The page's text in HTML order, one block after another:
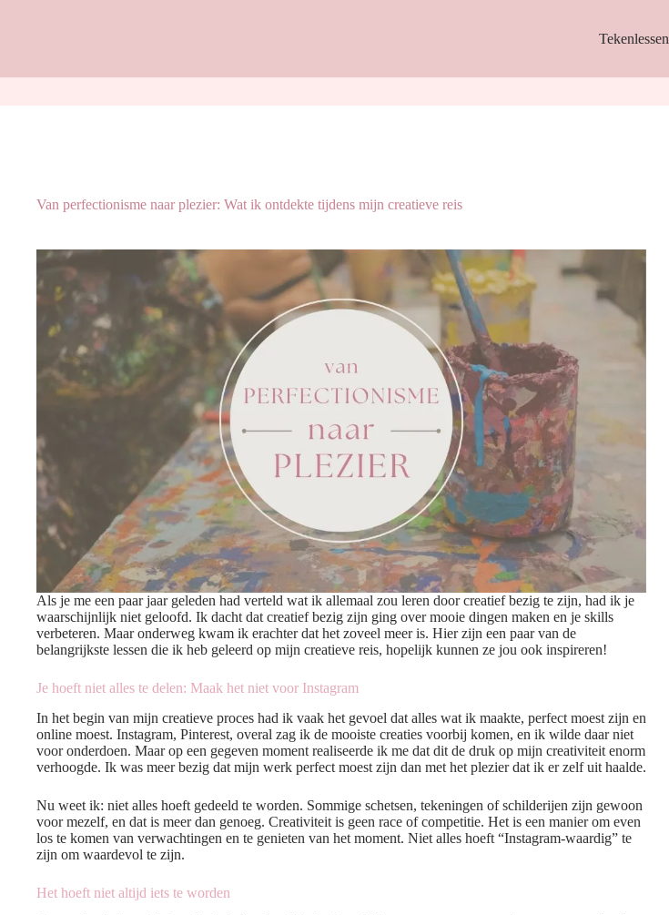
Tekenlessen
Van perfectionisme naar plezier: Wat ik ontdekte tijdens mijn creatieve reis
Als je me een paar jaar geleden had verteld wat ik allemaal zou leren door creatief bezig te zijn, had ik je
waarschijnlijk niet geloofd. Ik dacht dat creatief bezig zijn ging over mooie dingen maken en je skills
verbeteren. Maar onderweg kwam ik erachter dat het zoveel meer is. Hier zijn een paar van de
belangrijkste lessen die ik heb geleerd op mijn creatieve reis, hopelijk kunnen ze jou ook inspireren!
Je hoeft niet alles te delen: Maak het niet voor Instagram
In het begin van mijn creatieve proces had ik vaak het gevoel dat alles wat ik maakte, perfect moest zijn en
online moest. Instagram, Pinterest, overal zag ik de mooiste creaties voorbij komen, en ik wilde daar niet
voor onderdoen. Maar op een gegeven moment realiseerde ik me dat dit de druk op mijn creativiteit enorm
verhoogde. Ik was meer bezig dat mijn werk perfect moest zijn dan met het plezier dat ik er zelf uit haalde.
Nu weet ik: niet alles hoeft gedeeld te worden. Sommige schetsen, tekeningen of schilderijen zijn gewoon
voor mezelf, en dat is meer dan genoeg. Creativiteit is geen race of competitie. Het is een manier om even
los te komen van verwachtingen en te genieten van het moment. Niet alles hoeft “Instagram-waardig” te
zijn om waardevol te zijn.
Het hoeft niet altijd iets te worden